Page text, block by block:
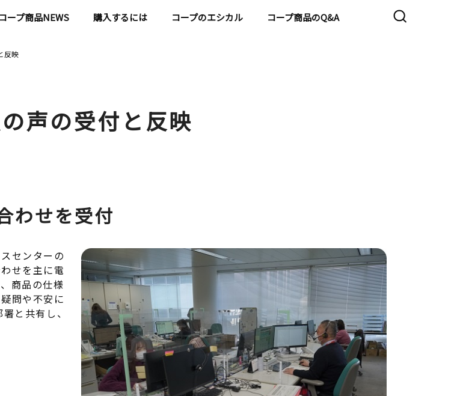
コープ商品NEWS 購入するには コープのエシカル コープ商品のQ&A
反映
声の受付と反映
わせを受付
センターの
せを主に電
商品の仕様
問や不安に
と共有し、